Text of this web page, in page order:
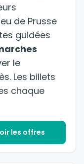
de Prusse
guidées
le
Les billets
chaque
les offres